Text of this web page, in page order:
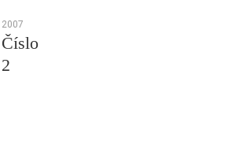
2007
Číslo
2